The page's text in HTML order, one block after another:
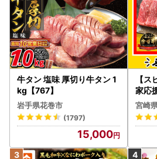
牛タン 塩味 厚切り牛タン 1
kg【767】
岩手県花巻市
(1797)
15,000
【
家応
牛 赤
宮崎